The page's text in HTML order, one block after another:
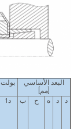
البعد الأساسي
[مم]
بولت
د
د ه ح ب د 1